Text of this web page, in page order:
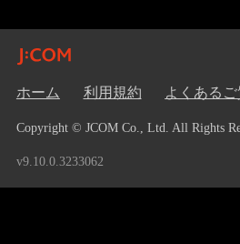
ホーム 利用規約 よくあるご
Copyright © JCOM Co., Ltd. All Rights
v9.10.0.3233062